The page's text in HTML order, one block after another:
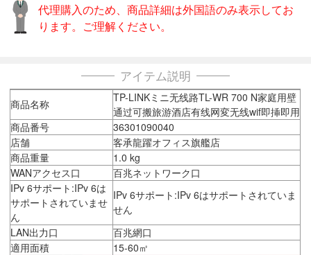
代理購入のため、商品詳細は外国語のみ表示してお
ります。ご理解ください。
アイテム説明
商品名称
TP-LINKミニ无线路TL-WR 700 N家庭用壁
通过可搬旅游酒店有线网変无线wif即挿即用
商品番号
36301090040
店舗
客承龍躍オフィス旗艦店
商品重量
1.0 kg
WANアクセス口
百兆ネットワーク口
IPv 6サポート:IPv 6は
サポートされていませ
ん
IPv 6サポート:IPv 6はサポートされていま
せん
LAN出力口
百兆網口
適用面積
15-60㎡